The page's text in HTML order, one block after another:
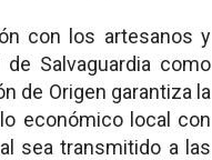
con los artesanos y
Salvaguardia como
de Origen garantiza la
económico local con
sea transmitido a las